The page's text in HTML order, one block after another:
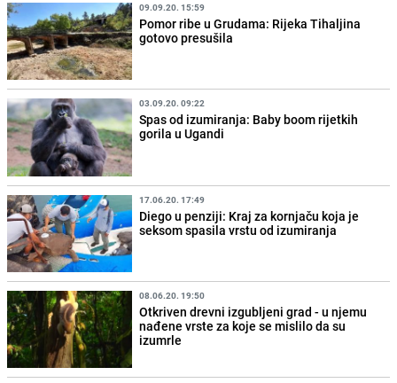
09.09.20. 15:59
Pomor ribe u Grudama: Rijeka Tihaljina
gotovo presušila
03.09.20. 09:22
Spas od izumiranja: Baby boom rijetkih
gorila u Ugandi
17.06.20. 17:49
Diego u penziji: Kraj za kornjaču koja je
seksom spasila vrstu od izumiranja
08.06.20. 19:50
Otkriven drevni izgubljeni grad - u njemu
nađene vrste za koje se mislilo da su
izumrle